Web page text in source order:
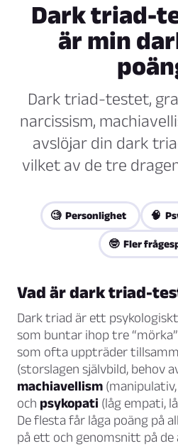
Dark triad-
är min
Dark triad-testet,
narcissism,
avslöjar din dark
vilket av de tre
🧐 Personlighet 🧠
🤓 Fler
Vad är dark triad-
Dark triad är ett
som buntar ihop tre
som ofta uppträder
(storslagen självbild, behov
machiavellism
och psykopati (låg empati,
De flesta får låga poäng på
på ett och genomsnitt på